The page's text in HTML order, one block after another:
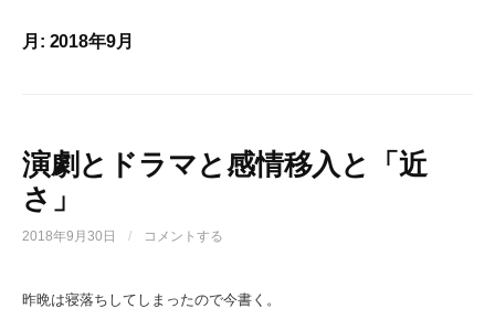
月: 2018年9月
演劇とドラマと感情移入と「近
さ」
2018年9月30日 / コメントする
昨晩は寝落ちしてしまったので今書く。